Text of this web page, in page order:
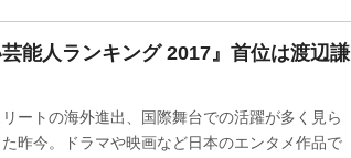
芸能人ランキング 2017』首位は渡辺謙
ートの海外進出、国際舞台での活躍が多く見ら
昨今。ドラマや映画など日本のエンタメ作品で